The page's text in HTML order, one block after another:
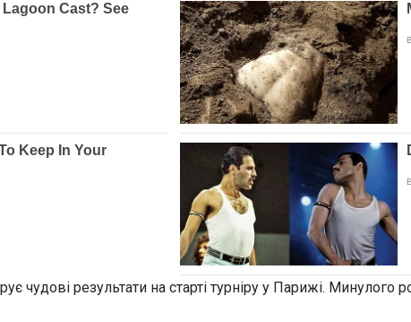
чудові результати на старті турніру у Парижі.